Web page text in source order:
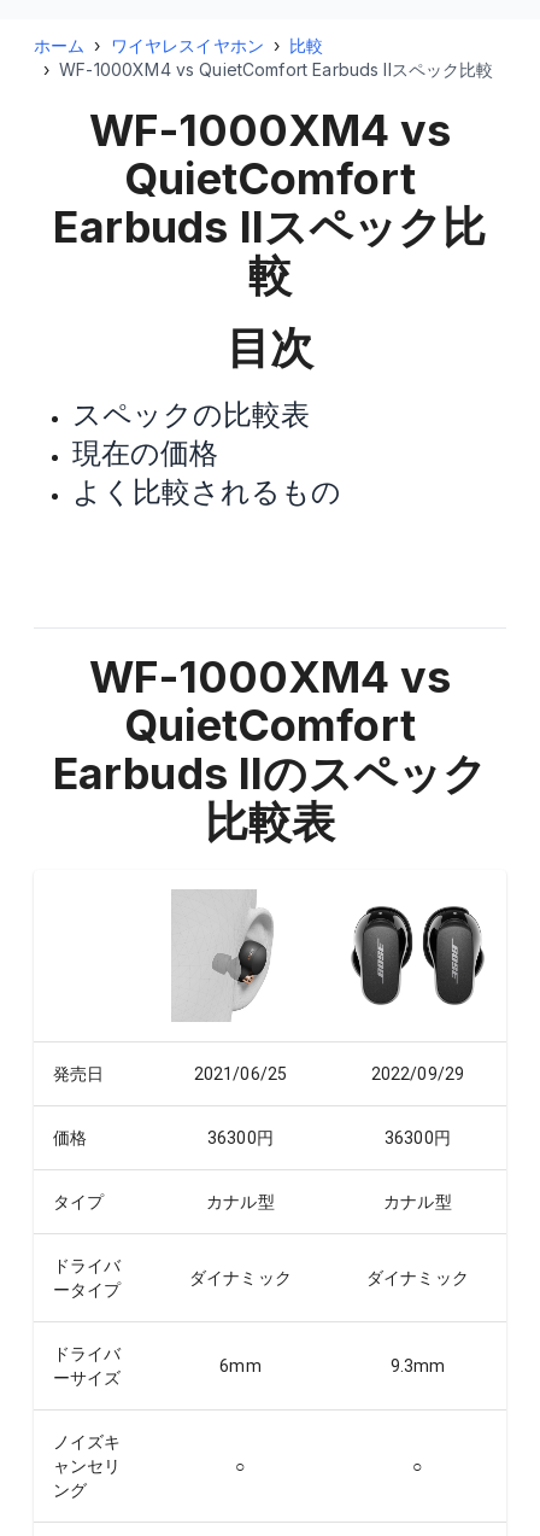
ホーム › ワイヤレスイヤホン › 比較
› WF-1000XM4 vs QuietComfort Earbuds IIスペック比較
WF-1000XM4 vs
QuietComfort
Earbuds IIスペック比
較
目次
スペックの比較表
現在の価格
よく比較されるもの
WF-1000XM4 vs
QuietComfort
Earbuds IIのスペック
比較表
発売日 2021/06/25 2022/09/29
価格 36300円 36300円
タイプ カナル型 カナル型
ドライバ
ータイプ
ダイナミック ダイナミック
ドライバ
ーサイズ
6mm 9.3mm
ノイズキ
ャンセリ
ング
○ ○